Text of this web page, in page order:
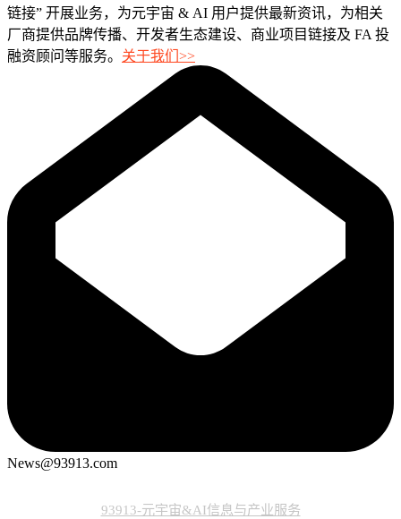
链接” 开展业务，为元宇宙 & AI 用户提供最新资讯，为相关
厂商提供品牌传播、开发者生态建设、商业项目链接及 FA 投
融资顾问等服务。 关于我们>>
News@93913.com
93913-元宇宙&AI信息与产业服务